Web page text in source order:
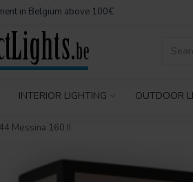
in Belgium above 100€
INTERIOR LIGHTING OUTDOOR
Messina 160 II